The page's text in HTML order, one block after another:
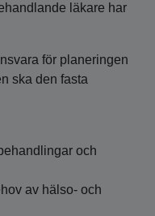
läkare har
för planeringen
ska den fasta
och
av hälso- och